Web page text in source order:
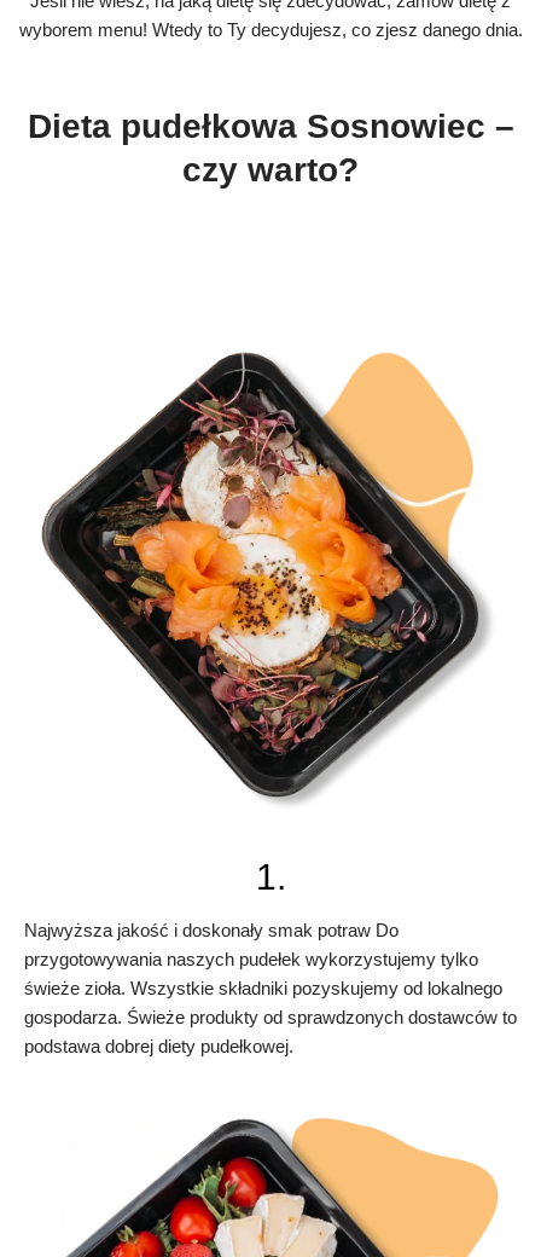
wyborem menu! Wtedy to Ty decydujesz, co zjesz danego dnia.
Dieta pudełkowa Sosnowiec –
czy warto?
1.
Najwyższa jakość i doskonały smak potraw Do
przygotowywania naszych pudełek wykorzystujemy tylko
świeże zioła. Wszystkie składniki pozyskujemy od lokalnego
gospodarza. Świeże produkty od sprawdzonych dostawców to
podstawa dobrej diety pudełkowej.